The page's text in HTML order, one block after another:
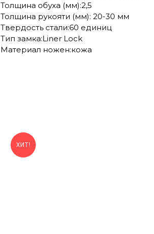
Толщина обуха (мм):2,5
Толщина рукояти (мм): 20-30 мм
Твердость стали:60 единиц
Тип замка:Liner Lock
Материал ножен:кожа
ХИТ!